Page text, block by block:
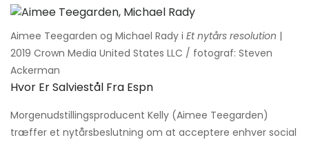
Aimee Teegarden og Michael Rady i Et nytårs resolution |
2019 Crown Media United States LLC / fotograf: Steven
Ackerman
Hvor Er Salviestål Fra Espn
Morgenudstillingsproducent Kelly (Aimee Teegarden)
træffer et nytårsbeslutning om at acceptere enhver social